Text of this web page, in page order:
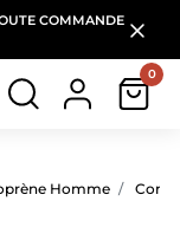
COMMANDE
0
Homme